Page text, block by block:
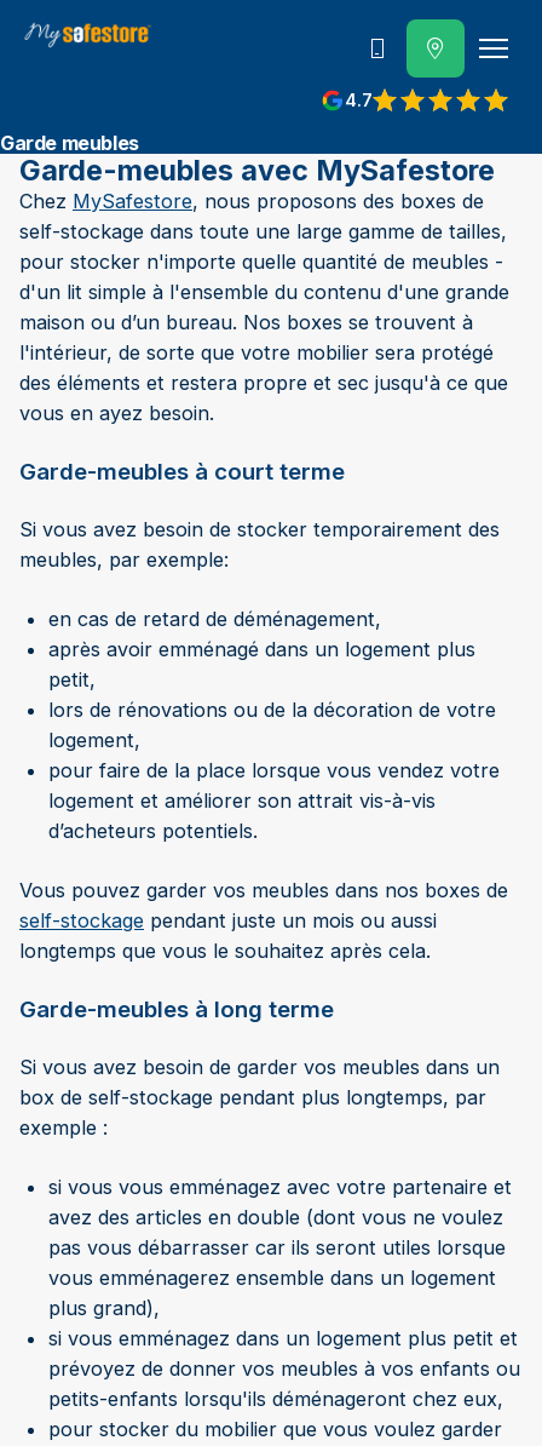
4.7
Contactez-nous
Garde meubles
Garde-meubles avec MySafestore
Chez MySafestore, nous proposons des boxes de
self-stockage dans toute une large gamme de tailles,
pour stocker n'importe quelle quantité de meubles -
d'un lit simple à l'ensemble du contenu d'une grande
maison ou d’un bureau. Nos boxes se trouvent à
l'intérieur, de sorte que votre mobilier sera protégé
des éléments et restera propre et sec jusqu'à ce que
vous en ayez besoin.
Garde-meubles à court terme
Si vous avez besoin de stocker temporairement des
meubles, par exemple:
en cas de retard de déménagement,
après avoir emménagé dans un logement plus
petit,
lors de rénovations ou de la décoration de votre
logement,
pour faire de la place lorsque vous vendez votre
logement et améliorer son attrait vis-à-vis
d’acheteurs potentiels.
Vous pouvez garder vos meubles dans nos boxes de
self-stockage pendant juste un mois ou aussi
longtemps que vous le souhaitez après cela.
Garde-meubles à long terme
Si vous avez besoin de garder vos meubles dans un
box de self-stockage pendant plus longtemps, par
exemple :
si vous vous emménagez avec votre partenaire et
avez des articles en double (dont vous ne voulez
pas vous débarrasser car ils seront utiles lorsque
vous emménagerez ensemble dans un logement
plus grand),
si vous emménagez dans un logement plus petit et
prévoyez de donner vos meubles à vos enfants ou
petits-enfants lorsqu'ils déménageront chez eux,
pour stocker du mobilier que vous voulez garder